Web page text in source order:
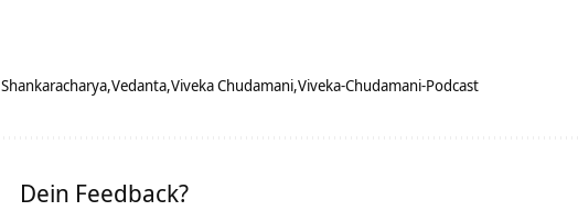
Shankaracharya Vedanta Viveka Chudamani Viveka-Chudamani-Podcast
Dein Feedback?